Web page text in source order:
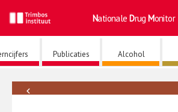
naar
de
inhoud
Nationale Drug Monitor
Publicaties Alcohol
←